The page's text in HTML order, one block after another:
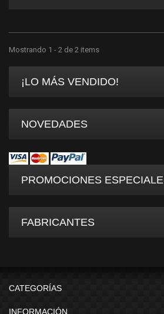
Mostrando 1 - 2 de 2 items
¡LO MÁS VENDIDO!
NOVEDADES
PROMOCIONES
FABRICANTES
CATEGORÍAS
INFORMACIÓN